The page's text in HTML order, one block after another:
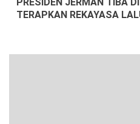
TERAPKAN REKAYASA